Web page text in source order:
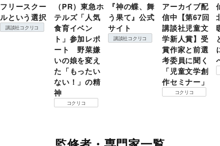
フリースクー
ルという選択
講談社コクリコ
（PR）東急ホ
テルズ「人気
食育イベン
ト」参加レポ
ート 野菜嫌
いの娘を変え
た「もったい
ない！」の精
神
コクリコ
『神の蝶、舞
う果て』公式
サイト
講談社コクリコ
アーカイブ配
信中【第67回
講談社児童文
学新人賞】受
賞作家と前選
考委員に聞く
「児童文学創
作セミナー」
コクリコ